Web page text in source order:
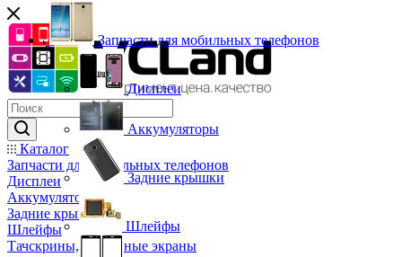
Каталог
Запчасти для мобильных телефонов
Дисплеи
Аккумуляторы
Задние крышки
Шлейфы
Тачскрины, сенсорные экраны
Запчасти для мобильных телефонов
Дисплеи
Аккумуляторы
Задние крышки
Шлейфы